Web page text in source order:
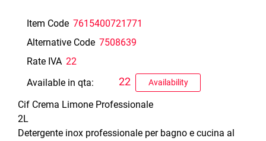
Item Code 7615400721771
Alternative Code 7508639
Rate IVA 22
Available in qta:
Availability
22
Cif Crema Limone Professionale
2L
Detergente inox professionale per bagno e cucina al